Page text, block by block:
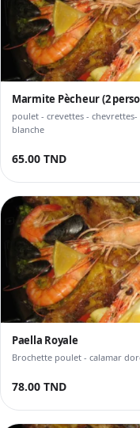
Marmite Pècheur (2
poulet - crevettes -
blanche
65.00 TND
Paella Royale
Brochette poulet - calamar
78.00 TND